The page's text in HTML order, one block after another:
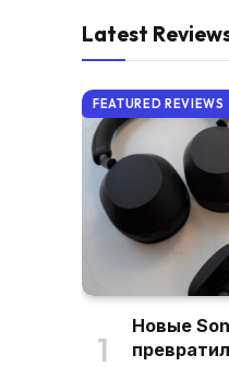
Latest
FEATURED REVIEWS
Новые